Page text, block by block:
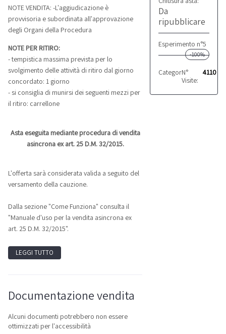
Da
ripubblicare
Esperimento n°5
-100%
Categoria:
N°
Visite:
4110
NOTE VENDITA: -L'aggiudicazione è
provvisoria e subordinata all'approvazione
degli Organi della Procedura
NOTE PER RITIRO:
- tempistica massima prevista per lo
svolgimento delle attività di ritiro dal giorno
concordato: 1 giorno
- si consiglia di munirsi dei seguenti mezzi per
il ritiro: carrellone
Asta eseguita mediante procedura di vendita
asincrona ex art. 25 D.M. 32/2015.
L'offerta sarà considerata valida a seguito del
versamento della cauzione.
Dalla sezione "Come Funziona" consulta il
"Manuale d'uso per la vendita asincrona ex
art. 25 D.M. 32/2015".
LEGGI TUTTO
Documentazione vendita
Alcuni documenti potrebbero non essere
ottimizzati per l'accessibilità